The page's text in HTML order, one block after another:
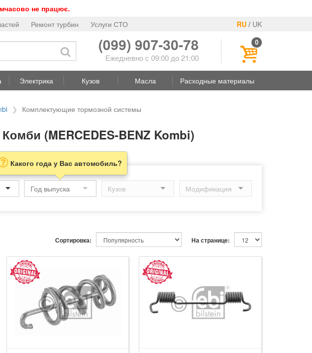
не працює.
RU / UK
Ремонт турбин Услуги СТО
(099) 907-30-78
Ежедневно с 09:00 до 21:00
0
Электрика Кузов Масла Расходные материалы
Комплектующие тормозной системы
(MERCEDES-BENZ Kombi)
товар к нему
Какого года у Вас автомобиль?
На странице:
Сортировка: